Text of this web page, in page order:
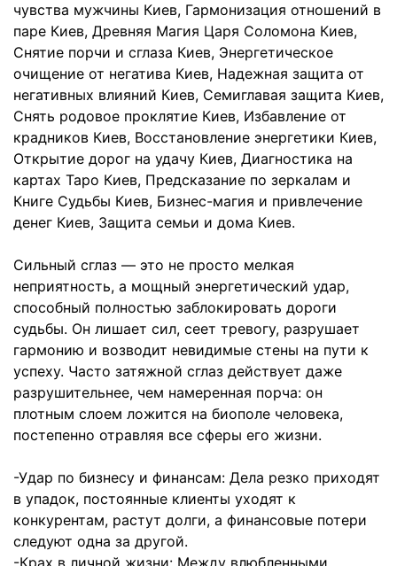
чувства мужчины Киев, Гармонизация отношений в
паре Киев, Древняя Магия Царя Соломона Киев,
Снятие порчи и сглаза Киев, Энергетическое
очищение от негатива Киев, Надежная защита от
негативных влияний Киев, Семиглавая защита Киев,
Снять родовое проклятие Киев, Избавление от
крадников Киев, Восстановление энергетики Киев,
Открытие дорог на удачу Киев, Диагностика на
картах Таро Киев, Предсказание по зеркалам и
Книге Судьбы Киев, Бизнес-магия и привлечение
денег Киев, Защита семьи и дома Киев.
Сильный сглаз — это не просто мелкая
неприятность, а мощный энергетический удар,
способный полностью заблокировать дороги
судьбы. Он лишает сил, сеет тревогу, разрушает
гармонию и возводит невидимые стены на пути к
успеху. Часто затяжной сглаз действует даже
разрушительнее, чем намеренная порча: он
плотным слоем ложится на биополе человека,
постепенно отравляя все сферы его жизни.
-Удар по бизнесу и финансам: Дела резко приходят
в упадок, постоянные клиенты уходят к
конкурентам, растут долги, а финансовые потери
следуют одна за другой.
-Крах в личной жизни: Между влюбленными